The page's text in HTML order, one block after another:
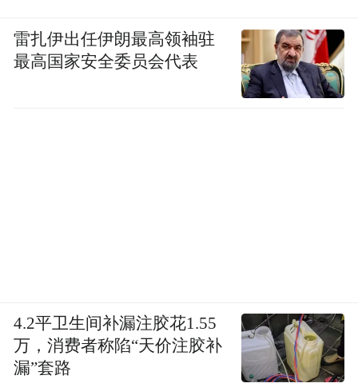
雷扎伊出任伊朗最高领袖驻
最高国家安全委员会代表
4.2平卫生间补漏注胶花1.55
万，消费者称陷“天价注胶补
漏”套路